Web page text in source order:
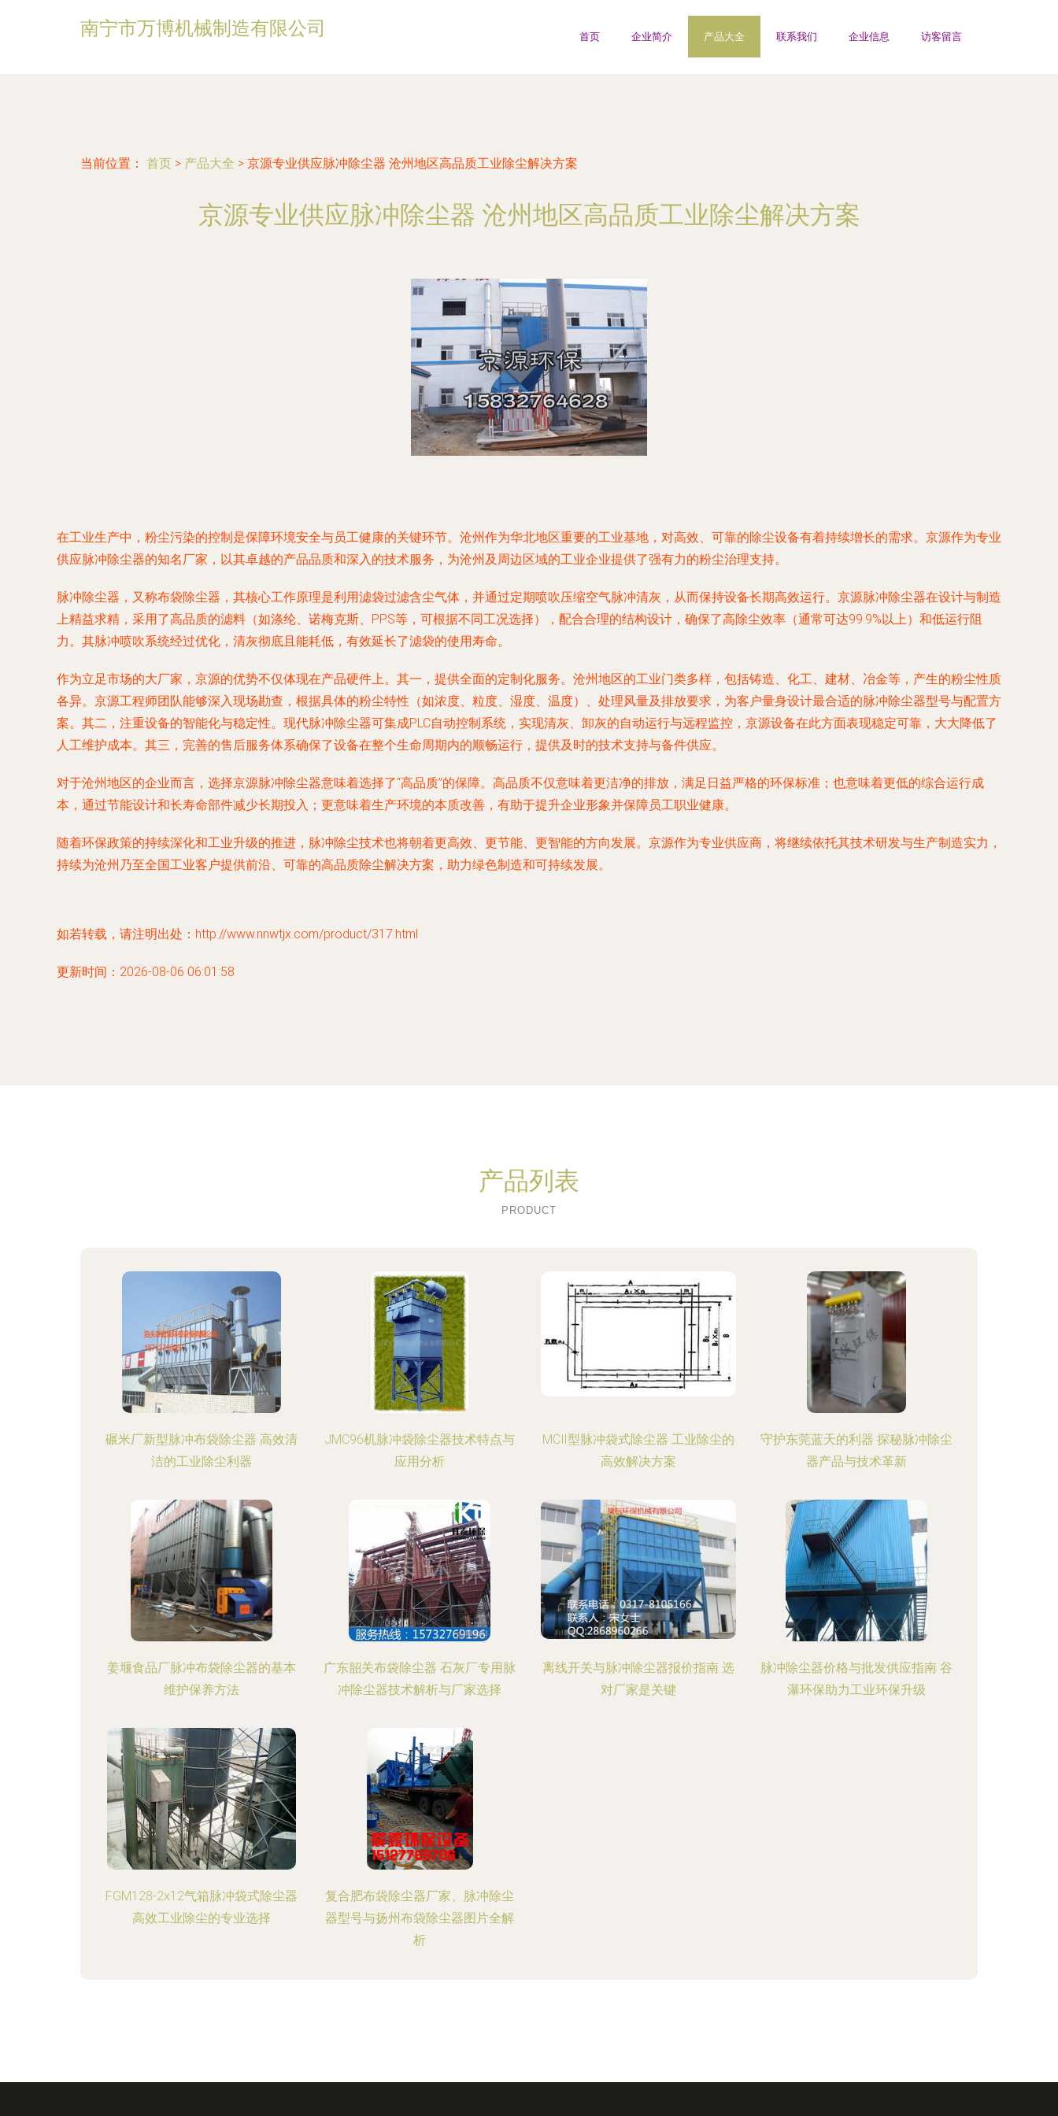
南宁市万博机械制造有限公司 首页 企业简介 产品大全 联系我们 企业信息 访客留言
当前位置： 首页 > 产品大全 > 京源专业供应脉冲除尘器 沧州地区高品质工业除尘解决方案
京源专业供应脉冲除尘器 沧州地区高品质工业除尘解决方案
在工业生产中，粉尘污染的控制是保障环境安全与员工健康的关键环节。沧州作为华北地区重要的工业基地，对高效、可靠的除尘设备有着持续增长的需求。京源作为专业
供应脉冲除尘器的知名厂家，以其卓越的产品品质和深入的技术服务，为沧州及周边区域的工业企业提供了强有力的粉尘治理支持。
脉冲除尘器，又称布袋除尘器，其核心工作原理是利用滤袋过滤含尘气体，并通过定期喷吹压缩空气脉冲清灰，从而保持设备长期高效运行。京源脉冲除尘器在设计与制造
上精益求精，采用了高品质的滤料（如涤纶、诺梅克斯、PPS等，可根据不同工况选择），配合合理的结构设计，确保了高除尘效率（通常可达99.9%以上）和低运行阻
力。其脉冲喷吹系统经过优化，清灰彻底且能耗低，有效延长了滤袋的使用寿命。
作为立足市场的大厂家，京源的优势不仅体现在产品硬件上。其一，提供全面的定制化服务。沧州地区的工业门类多样，包括铸造、化工、建材、冶金等，产生的粉尘性质
各异。京源工程师团队能够深入现场勘查，根据具体的粉尘特性（如浓度、粒度、湿度、温度）、处理风量及排放要求，为客户量身设计最合适的脉冲除尘器型号与配置方
案。其二，注重设备的智能化与稳定性。现代脉冲除尘器可集成PLC自动控制系统，实现清灰、卸灰的自动运行与远程监控，京源设备在此方面表现稳定可靠，大大降低了
人工维护成本。其三，完善的售后服务体系确保了设备在整个生命周期内的顺畅运行，提供及时的技术支持与备件供应。
对于沧州地区的企业而言，选择京源脉冲除尘器意味着选择了“高品质”的保障。高品质不仅意味着更洁净的排放，满足日益严格的环保标准；也意味着更低的综合运行成
本，通过节能设计和长寿命部件减少长期投入；更意味着生产环境的本质改善，有助于提升企业形象并保障员工职业健康。
随着环保政策的持续深化和工业升级的推进，脉冲除尘技术也将朝着更高效、更节能、更智能的方向发展。京源作为专业供应商，将继续依托其技术研发与生产制造实力，
持续为沧州乃至全国工业客户提供前沿、可靠的高品质除尘解决方案，助力绿色制造和可持续发展。
如若转载，请注明出处：http://www.nnwtjx.com/product/317.html
更新时间：2026-08-06 06:01:58
产品列表
PRODUCT
碾米厂新型脉冲布袋除尘器 高效清
洁的工业除尘利器
JMC96机脉冲袋除尘器技术特点与
应用分析
MCⅡ型脉冲袋式除尘器 工业除尘的
高效解决方案
守护东莞蓝天的利器 探秘脉冲除尘
器产品与技术革新
姜堰食品厂脉冲布袋除尘器的基本
维护保养方法
广东韶关布袋除尘器 石灰厂专用脉
冲除尘器技术解析与厂家选择
离线开关与脉冲除尘器报价指南 选
对厂家是关键
脉冲除尘器价格与批发供应指南 谷
瀑环保助力工业环保升级
FGM128-2x12气箱脉冲袋式除尘器
高效工业除尘的专业选择
复合肥布袋除尘器厂家、脉冲除尘
器型号与扬州布袋除尘器图片全解
析